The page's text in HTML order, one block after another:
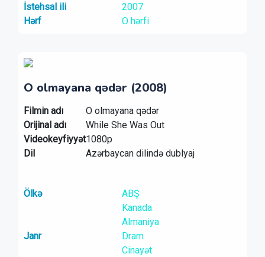
İstehsal ili
2007
Hərf
O hərfi
O olmayana qədər (2008)
Filmin adı
O olmayana qədər
Orijinal adı
While She Was Out
Videokeyfiyyət1080p
Dil
Azərbaycan dilində dublyaj
Ölkə
ABŞ
Kanada
Almaniya
Janr
Dram
Cinayət